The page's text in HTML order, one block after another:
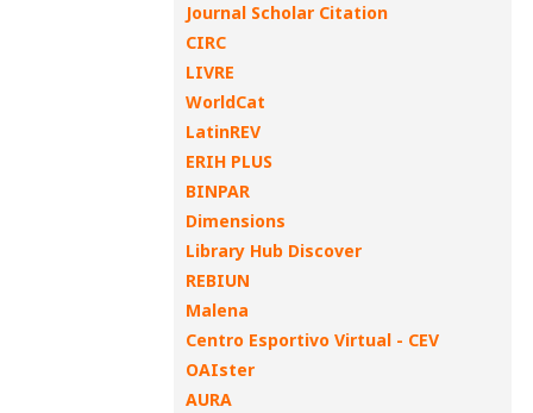
Journal Scholar Citation
CIRC
LIVRE
WorldCat
LatinREV
ERIH PLUS
BINPAR
Dimensions
Library Hub Discover
REBIUN
Malena
Centro Esportivo Virtual - CEV
OAIster
AURA